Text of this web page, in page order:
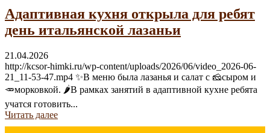
Адаптивная кухня открыла для ребят
день итальянской лазаньи
21.04.2026
http://kcsor-himki.ru/wp-content/uploads/2026/06/video_2026-06-
21_11-53-47.mp4 ✨В меню была лазанья и салат с 🧀сыром и
🥕морковкой. 🌶В рамках занятий в адаптивной кухне ребята
учатся готовить...
Читать далее